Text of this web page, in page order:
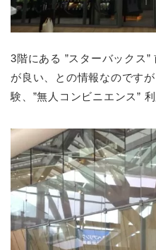
3階にある ”スターバックス
が良い、との情報なのです
験、”無人コンビニエンス”